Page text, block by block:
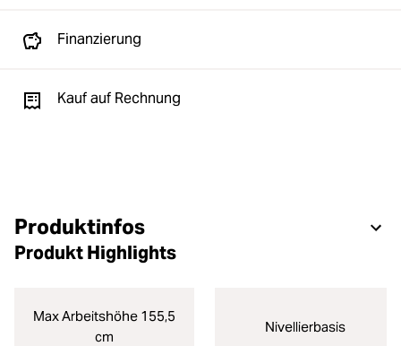
Finanzierung
Kauf auf Rechnung
Produktinfos
Produkt Highlights
Max Arbeitshöhe 155,5
cm
Nivellierbasis